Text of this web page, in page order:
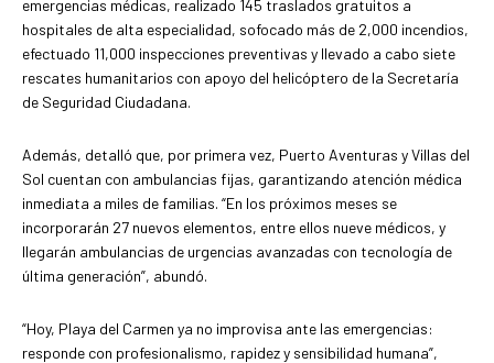
emergencias médicas, realizado 145 traslados gratuitos a
hospitales de alta especialidad, sofocado más de 2,000 incendios,
efectuado 11,000 inspecciones preventivas y llevado a cabo siete
rescates humanitarios con apoyo del helicóptero de la Secretaría
de Seguridad Ciudadana.
Además, detalló que, por primera vez, Puerto Aventuras y Villas del
Sol cuentan con ambulancias fijas, garantizando atención médica
inmediata a miles de familias. “En los próximos meses se
incorporarán 27 nuevos elementos, entre ellos nueve médicos, y
llegarán ambulancias de urgencias avanzadas con tecnología de
última generación”, abundó.
“Hoy, Playa del Carmen ya no improvisa ante las emergencias:
responde con profesionalismo, rapidez y sensibilidad humana”,